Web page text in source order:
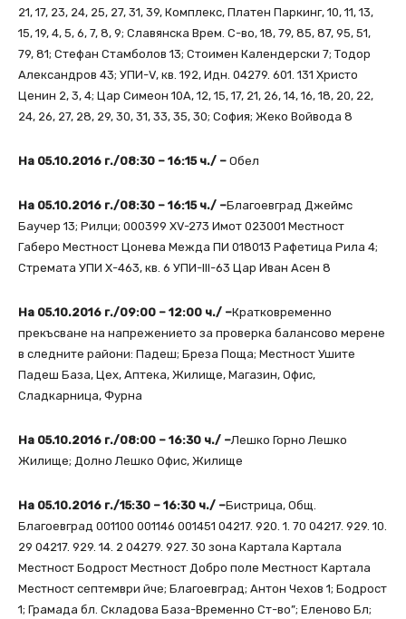
21, 17, 23, 24, 25, 27, 31, 39, Комплекс, Платен Паркинг, 10, 11, 13,
15, 19, 4, 5, 6, 7, 8, 9; Славянска Врем. С-во, 18, 79, 85, 87, 95, 51,
79, 81; Стефан Стамболов 13; Стоимен Календерски 7; Тодор
Александров 43; УПИ-V, кв. 192, Идн. 04279. 601. 131 Христо
Ценин 2, 3, 4; Цар Симеон 10А, 12, 15, 17, 21, 26, 14, 16, 18, 20, 22,
24, 26, 27, 28, 29, 30, 31, 33, 35, 30; София; Жеко Войвода 8
На 05.10.2016 г./08:30 – 16:15 ч./ – Обел
На 05.10.2016 г./08:30 – 16:15 ч./ –Благоевград Джеймс
Баучер 13; Рилци; 000399 XV-273 Имот 023001 Местност
Габеро Местност Цонева Межда ПИ 018013 Рафетица Рила 4;
Стремата УПИ Х-463, кв. 6 УПИ-ІІІ-63 Цар Иван Асен 8
На 05.10.2016 г./09:00 – 12:00 ч./ –Кратковременно
прекъсване на напрежението за проверка балансово мерене
в следните райони: Падеш; Бреза Поща; Местност Ушите
Падеш База, Цех, Аптека, Жилище, Магазин, Офис,
Сладкарница, Фурна
На 05.10.2016 г./08:00 – 16:30 ч./ –Лешко Горно Лешко
Жилище; Долно Лешко Офис, Жилище
На 05.10.2016 г./15:30 – 16:30 ч./ –Бистрица, Общ.
Благоевград 001100 001146 001451 04217. 920. 1. 70 04217. 929. 10.
29 04217. 929. 14. 2 04279. 927. 30 зона Картала Картала
Местност Бодрост Местност Добро поле Местност Картала
Местност септември йче; Благоевград; Антон Чехов 1; Бодрост
1; Грамада бл. Складова База-Временно Ст-во”; Еленово Бл;